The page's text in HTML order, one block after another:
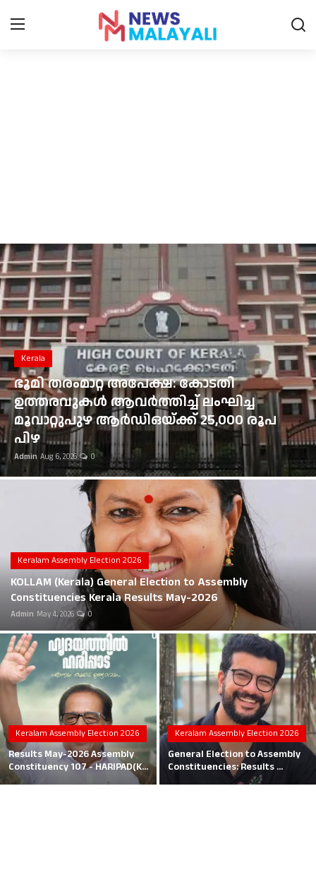
Entertainment
Sports
Food
Gulf News
Loksabha Election 2024
Technology
Health
Jobs Mall
Career
Education
Business
Local News
Earn Money
Tutorials
Malayalam
Kerala
ഭൂമി തരംമാറ്റ അപേക്ഷ: കോടതി
ഉത്തരവുകൾ ആവർത്തിച്ച് ലംഘിച്ച
മൂവാറ്റുപുഴ ആർഡിഒയ്ക്ക് 25,000 രൂപ
പിഴ
Admin Aug 6, 2026 0
Keralam Assembly Election 2026
KOLLAM (Kerala) General Election to Assembly
Constituencies Kerala Results May-2026
Admin May 4, 2026 0
Keralam Assembly Election 2026
Results May-2026 Assembly
Constituency 107 - HARIPAD(K...
Keralam Assembly Election 2026
General Election to Assembly
Constituencies: Results ...